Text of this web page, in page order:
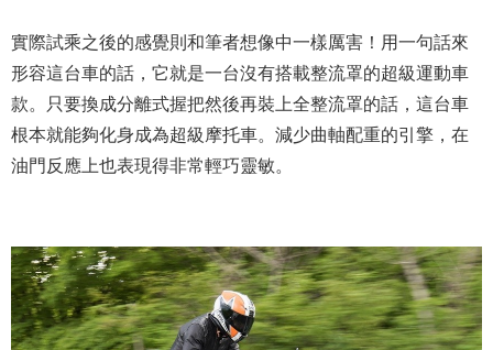
實際試乘之後的感覺則和筆者想像中一樣厲害！用一句話來
形容這台車的話，它就是一台沒有搭載整流罩的超級運動車
款。只要換成分離式握把然後再裝上全整流罩的話，這台車
根本就能夠化身成為超級摩托車。減少曲軸配重的引擎，在
油門反應上也表現得非常輕巧靈敏。